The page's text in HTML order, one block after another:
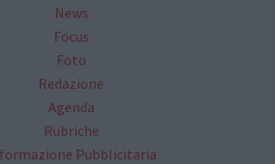
News
Focus
Foto
Redazione
Agenda
Rubriche
Pubblicitaria